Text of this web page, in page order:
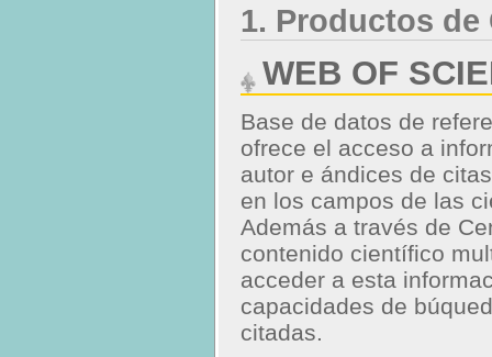
1. Productos
WEB OF
Base de datos de
ofrece el acceso a
autor e ándices de
en los campos de las
Además a través de
contenido científico
acceder a esta
capacidades de
citadas.